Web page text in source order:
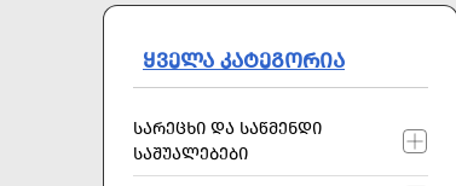
ᲧᲕᲔᲚᲐ ᲙᲐᲢᲔᲒᲝᲠᲘᲐ
ᲡᲐᲠᲔᲪᲮᲘ ᲓᲐ ᲡᲐᲬᲛᲔᲜᲓᲘ
ᲡᲐᲨᲣᲐᲚᲔᲑᲔᲑᲘ